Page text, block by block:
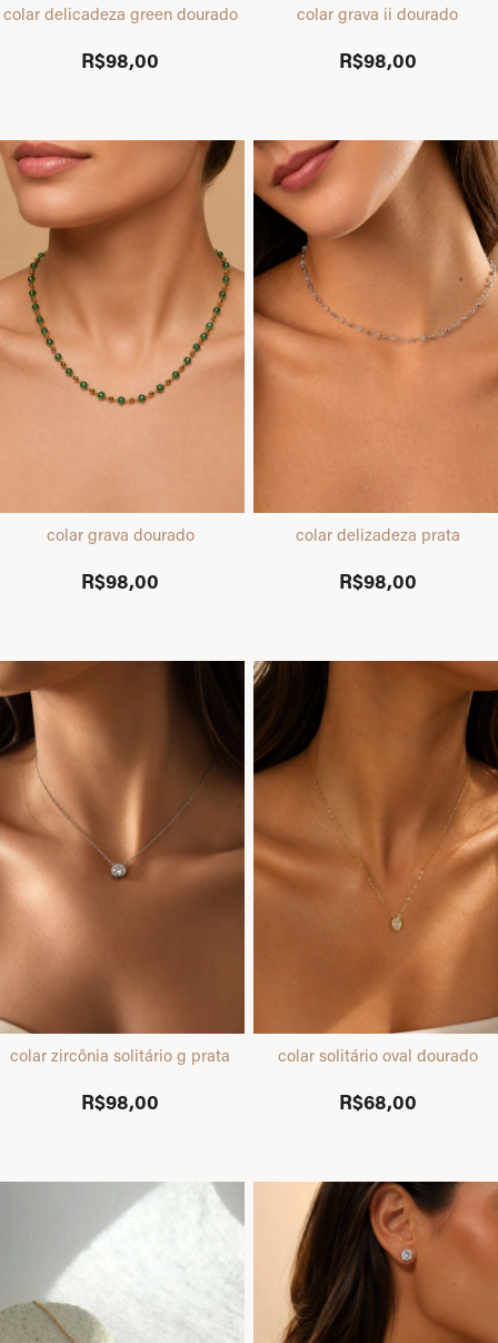
colar delicadeza green dourado
R$98,00
colar grava ii dourado
R$98,00
colar grava dourado
R$98,00
colar delizadeza prata
R$98,00
colar zircônia solitário g prata
R$98,00
colar solitário oval dourado
R$68,00